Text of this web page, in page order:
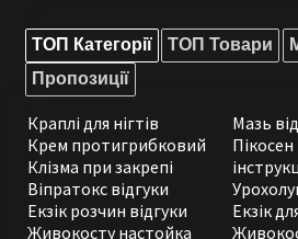
ТОП Категорії ТОП Товари
Пропозиції
Краплі для нігтів
Крем протигрибковий
Клізма при закрепі
Віпратокс відгуки
Екзік розчин відгуки
Живокосту настойка
Мазь
Пікосен
Екзік